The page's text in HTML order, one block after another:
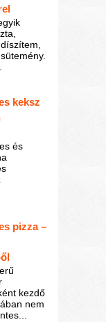
keksz
és
pizza –
kezdő
nem